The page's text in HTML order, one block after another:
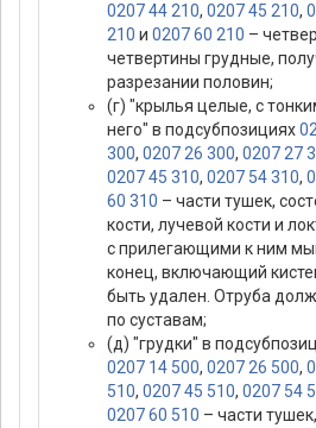
0207 44 210, 0207 45 210,
210 и 0207 60 210 –
четвертины грудные,
разрезании половин;
(г) "крылья целые, с
него" в подсубпозициях
300, 0207 26 300, 0207 27
0207 45 310, 0207 54 310,
60 310 – части тушек,
кости, лучевой кости и
с прилегающими к ним
конец, включающий
быть удален. Отруба
по суставам;
(д) "грудки" в
0207 14 500, 0207 26 500,
510, 0207 45 510, 0207 54
0207 60 510 – части